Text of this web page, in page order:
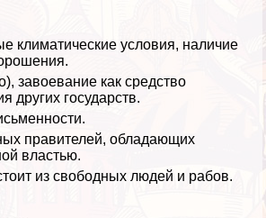
климатические условия, наличие
завоевание как средство
других государств.
правителей, обладающих
властью.
из свободных людей и рабов.